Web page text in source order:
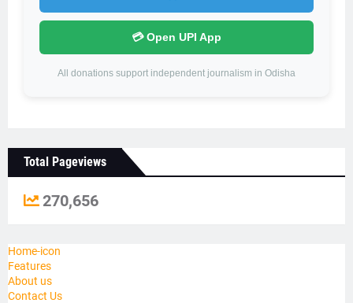
💳 Open UPI App
All donations support independent journalism in Odisha
Total Pageviews
270,656
Home-icon
Features
About us
Contact Us